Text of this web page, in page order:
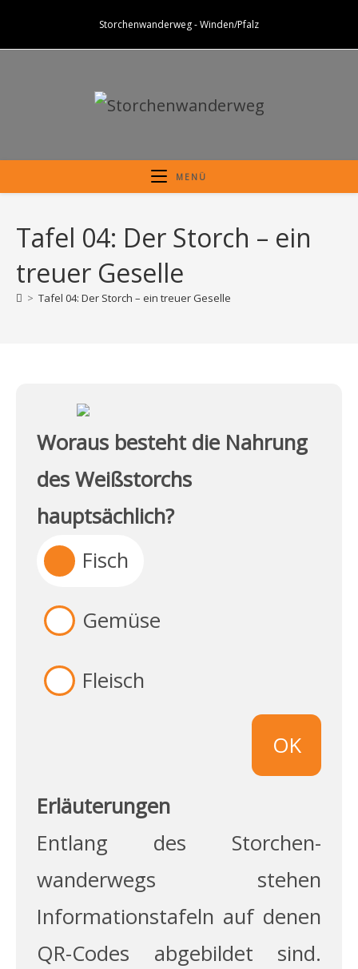
springen
Storchenwanderweg - Winden/Pfalz
MENÜ
Tafel 04: Der Storch – ein
treuer Geselle
> Tafel 04: Der Storch – ein treuer Geselle
Woraus besteht die Nahrung
des Weißstorchs
hauptsächlich?
Fisch
Gemüse
Fleisch
OK
Erläuterungen
Entlang des Storchen­
wanderwegs stehen
Informations­tafeln auf denen
QR-Codes abgebildet sind.